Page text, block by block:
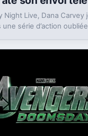
Night Live, Dana Carvey
série d’action